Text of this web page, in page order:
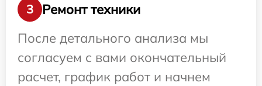
3
Ремонт техники
После детального анализа мы
согласуем с вами окончательный
расчет, график работ и начнем